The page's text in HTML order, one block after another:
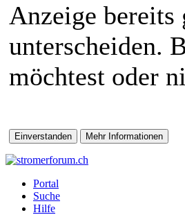
Anzeige bereits
unterscheiden.
möchtest oder
Portal
Suche
Hilfe